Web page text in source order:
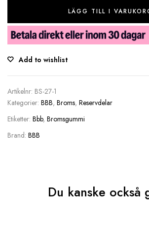
LÄGG TILL I
Add to wishlist
Artikelnr: BS-27-1
Kategorier: BBB, Broms, Reservdelar
Etiketter: Bbb, Bromsgummi
Brand: BBB
Du kanske också